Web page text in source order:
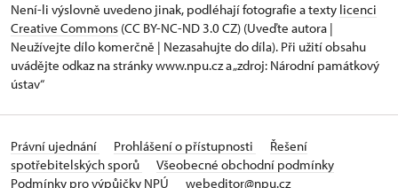
Není-li výslovně uvedeno jinak, podléhají fotografie a texty licenci
Creative Commons (CC BY-NC-ND 3.0 CZ) (Uveďte autora |
Neužívejte dílo komerčně | Nezasahujte do díla). Při užití obsahu
uvádějte odkaz na stránky www.npu.cz a „zdroj: Národní památkový
ústav“
Právní ujednání Prohlášení o přístupnosti
Řešení
spotřebitelských sporů
Všeobecné obchodní podmínky
Podmínky pro výpůjčky NPÚ
webeditor@npu.cz